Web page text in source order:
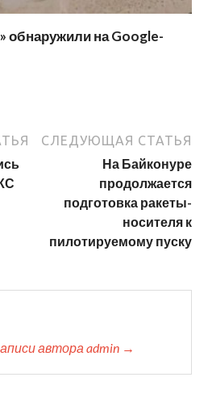
обнаружили на Google-
СЛЕДУЮЩАЯ СТАТЬЯ
На Байконуре
продолжается
подготовка ракеты-
носителя к
пилотируемому пуску
автора admin →